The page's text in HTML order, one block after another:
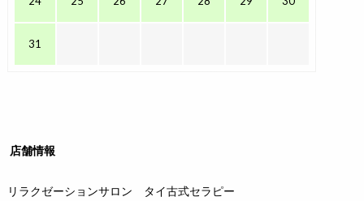
31
店舗情報
リラクゼーションサロン タイ古式セラピー